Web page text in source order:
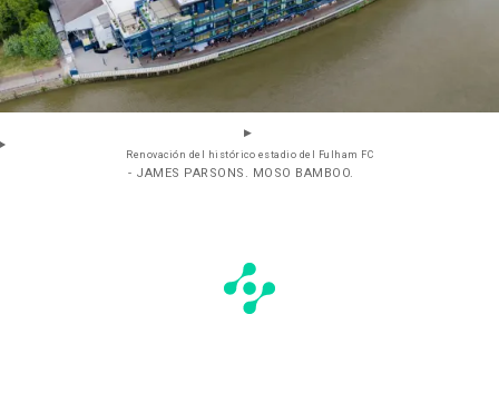
Renovación del histórico estadio del Fulham FC
- JAMES PARSONS. MOSO BAMBOO.